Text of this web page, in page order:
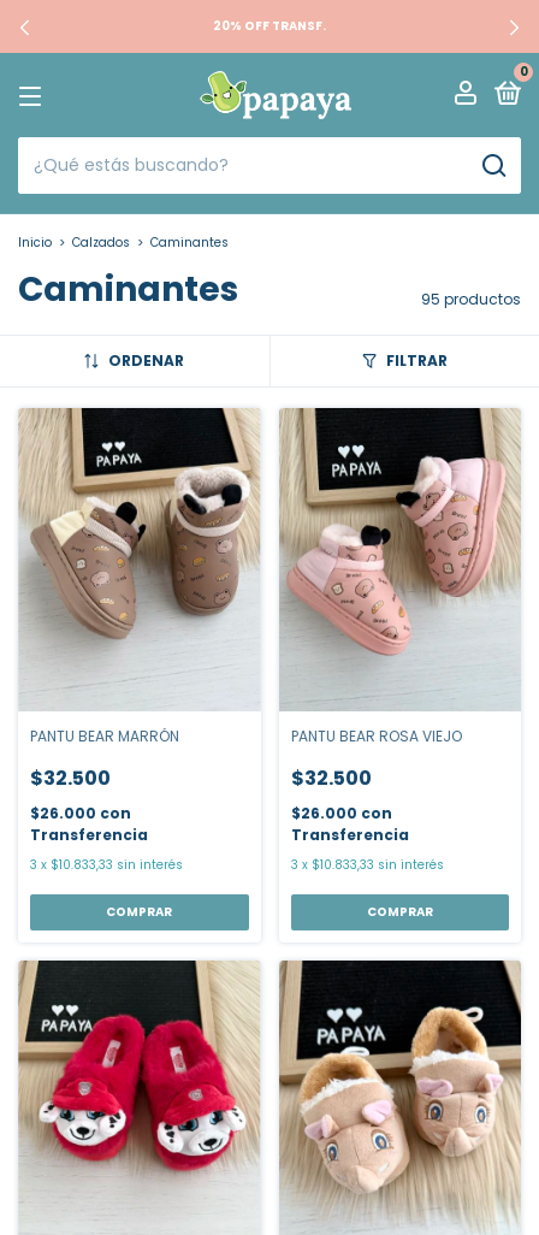
20% OFF TRANSF.
0
Inicio > Calzados > Caminantes
Caminantes 95 productos
ORDENAR FILTRAR
PANTU BEAR MARRÓN
$32.500
$26.000 con
Transferencia
3 x $10.833,33 sin interés
COMPRAR
PANTU BEAR ROSA VIEJO
$32.500
$26.000 con
Transferencia
3 x $10.833,33 sin interés
COMPRAR